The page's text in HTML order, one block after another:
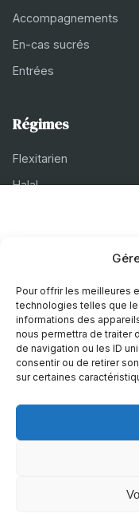
Pour offrir les meilleures
technologies telles que
informations des
nous permettra de traiter
de navigation ou les ID
consentir ou de retirer
sur certaines
Accompagnements
En-cas sucrés
Entrées
Régimes
Flexitarien
Halal
À propos
Mentions légales
Politique de
Politique de cookies